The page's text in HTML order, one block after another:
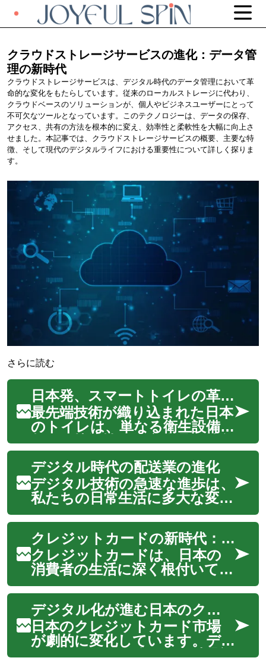
クラウドストレージサービスの進化：データ管
理の新時代
クラウドストレージサービスは、デジタル時代のデータ管理において革
命的な変化をもたらしています。従来のローカルストレージに代わり、
クラウドベースのソリューションが、個人やビジネスユーザーにとって
不可欠なツールとなっています。このテクノロジーは、データの保存、
アクセス、共有の方法を根本的に変え、効率性と柔軟性を大幅に向上さ
せました。本記事では、クラウドストレージサービスの概要、主要な特
徴、そして現代のデジタルライフにおける重要性について詳しく探りま
す。
さらに読む
日本発、スマートトイレの革新：快適さと健康の新時代
最先端技術が織り込まれた日本
のトイレは、単なる衛生設備を
超え、快適性と健康管理を融合
させた革新的な空間へと進化し
ています。本記事では、これ
らの先進的なトイレ技術がも
たらす利点、家庭への導入方
法、そして私たちの日常生活に
与える影響につい...
デジタル時代の配送業の進化
デジタル技術の急速な進歩は、
私たちの日常生活に多大な変化
をもたらしましたが、その影
響は配送業界においても顕著で
す。オンラインショッピング
の普及により、商品が消費者の
手元に届くまでのプロセスは
大きく変貌を遂げました。か
つてはシンプルな物...
クレジットカードの新時代：日本のデジタルカードと即時承認の革新
クレジットカードは、日本の
消費者の生活に深く根付いてい
ます。しかし、テクノロジー
の進歩により、クレジットカ
ードの世界は急速に変化してい
ます。デジタルカードや即時
承認などの新しい機能が登場
し、従来のカード利用体験を一
デジタル化が進む日本のクレジットカード：即時発行の新時代
日本のクレジットカード市場
が劇的に変化しています。デ
ジタルカードの台頭と即時承認